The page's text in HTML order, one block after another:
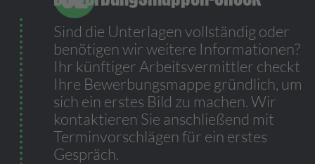
Sind die Unterlagen vollständig oder
benötigen wir weitere Informationen?
Ihr künftiger Arbeitsvermittler checkt
Ihre Bewerbungsmappe gründlich, um
sich ein erstes Bild zu machen. Wir
kontaktieren Sie anschließend mit
Terminvorschlägen für ein erstes
Gespräch.